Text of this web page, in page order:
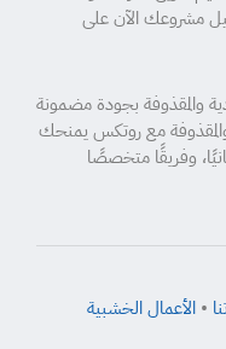
مشروعك الآن على
والمقذوفة بجودة مضمونة
مع روتكس يمنحك
مجانيًا، وفريقًا متخصصًا
• الأعمال الخشبية